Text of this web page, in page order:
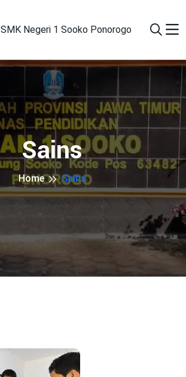
SMK Negeri 1 Sooko Ponorogo
Sains
Home Sains